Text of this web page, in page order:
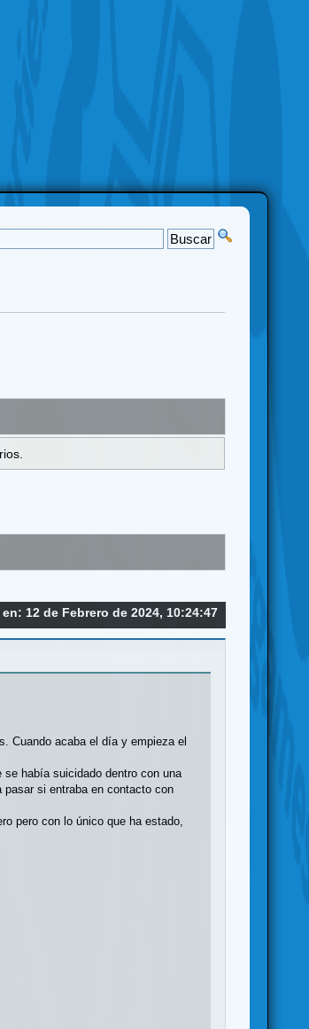
en: 12 de Febrero de 2024, 10:24:47
Cuando acaba el día y empieza el
había suicidado dentro con una
si entraba en contacto con
pero con lo único que ha estado,